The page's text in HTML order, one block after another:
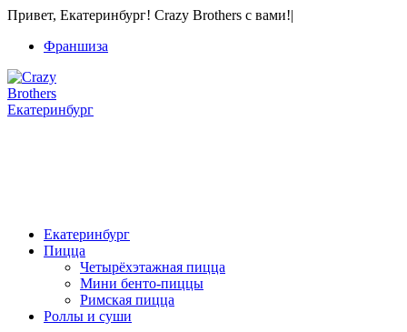
Привет, Екатеринбург! Crazy Brothers с вами!|
Франшиза
Екатеринбург
Екатеринбург
Пицца
Четырёхэтажная пицца
Мини бенто-пиццы
Римская пицца
Роллы и суши